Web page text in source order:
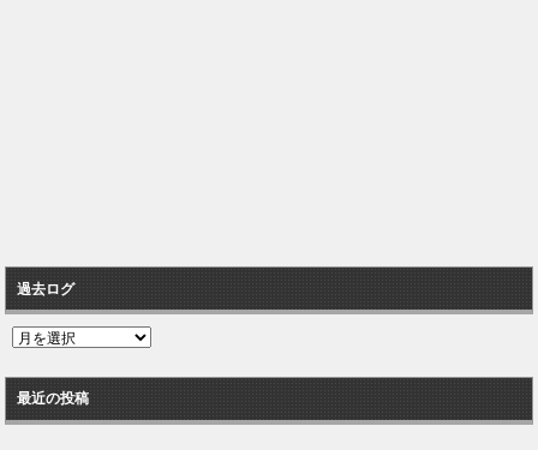
過去ログ
過
ロ
グ
最近の投稿